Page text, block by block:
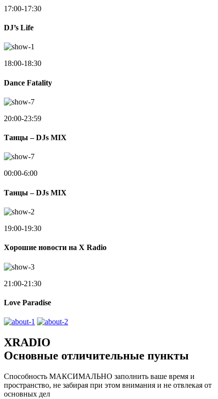
17:00-17:30
DJ’s Life
18:00-18:30
Dance Fatality
20:00-23:59
Танцы – DJs MIX
00:00-6:00
Танцы – DJs MIX
19:00-19:30
Хорошие новости на X Radio
21:00-21:30
Love Paradise
XRADIO
Основные отличительные пункты
Способность МАКСИМАЛЬНО заполнить ваше время и
пространство, не забирая при этом внимания и не отвлекая от
основных дел